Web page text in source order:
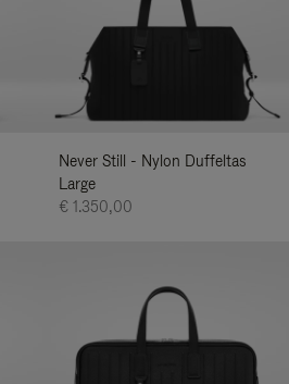
Never Still - Nylon Duffeltas
Large
€ 1.350,00